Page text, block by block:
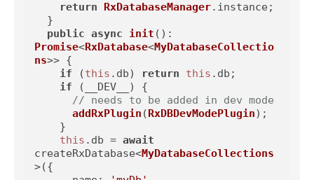
return
RxDatabaseManager. instance ;
public async init
Promise<RxDatabase<MyDatabaseCollectio
ns>> {
if (this . db) return this . db ;
if (__DEV__) {
// needs to be added in dev mode
addRxPlugin (RxDBDevModePlugin);
this . db = await
createRxDatabase<MyDatabaseCollections
>({